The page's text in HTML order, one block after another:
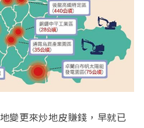
變更來炒地皮賺錢，早就已